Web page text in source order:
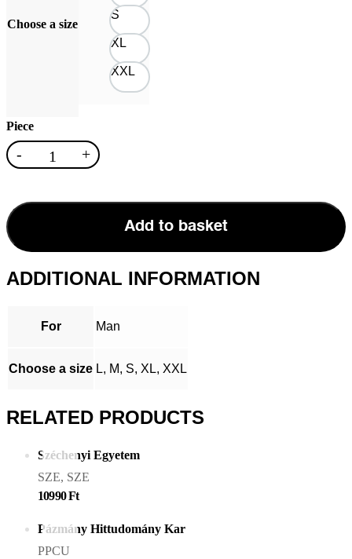
Choose a size
S
XL
XXL
Piece
-
SZE
Polaroid
quantity
+
Add to basket
ADDITIONAL INFORMATION
For Man
Choose a size L, M, S, XL, XXL
RELATED PRODUCTS
Széchenyi Egyetem
SZE, SZE
10990Ft
Pázmány Hittudomány Kar
PPCU